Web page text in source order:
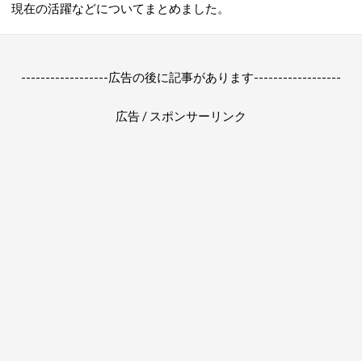
現在の活躍などについてまとめました。
------------------広告の後に記事があります------------------
広告 / スポンサーリンク